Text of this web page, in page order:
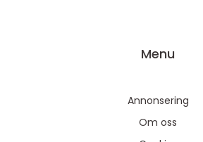
Menu
Annonsering
Om oss